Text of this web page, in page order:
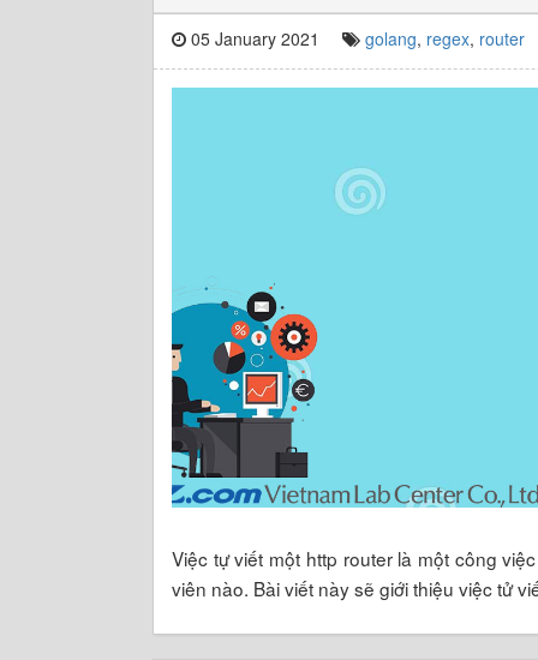
05 January 2021 golang, regex, router
Việc tự viết một http router là một công
viên nào. Bài viết này sẽ giới thiệu việc tử